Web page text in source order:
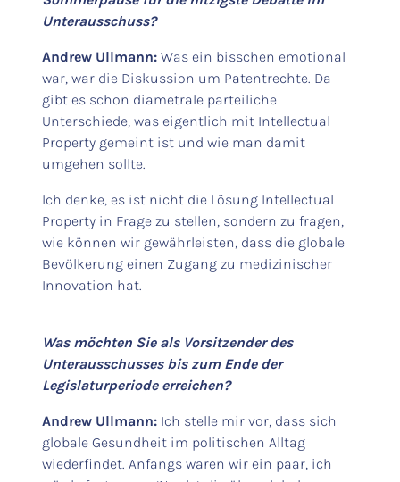
Unterausschuss?
Andrew Ullmann: Was ein bisschen emotional
war, war die Diskussion um Patentrechte. Da
gibt es schon diametrale parteiliche
Unterschiede, was eigentlich mit Intellectual
Property gemeint ist und wie man damit
umgehen sollte.
Ich denke, es ist nicht die Lösung Intellectual
Property in Frage zu stellen, sondern zu fragen,
wie können wir gewährleisten, dass die globale
Bevölkerung einen Zugang zu medizinischer
Innovation hat.
Was möchten Sie als Vorsitzender des
Unterausschusses bis zum Ende der
Legislaturperiode erreichen?
Andrew Ullmann: Ich stelle mir vor, dass sich
globale Gesundheit im politischen Alltag
wiederfindet. Anfangs waren wir ein paar, ich